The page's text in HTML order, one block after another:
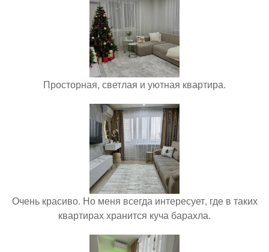
Просторная, светлая и уютная квартира.
Очень красиво. Но меня всегда интересует, где в таких
квартирах хранится куча барахла.